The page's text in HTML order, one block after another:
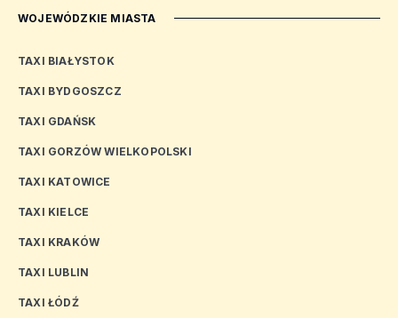
WOJEWÓDZKIE MIASTA
TAXI BIAŁYSTOK
TAXI BYDGOSZCZ
TAXI GDAŃSK
TAXI GORZÓW WIELKOPOLSKI
TAXI KATOWICE
TAXI KIELCE
TAXI KRAKÓW
TAXI LUBLIN
TAXI ŁÓDŹ